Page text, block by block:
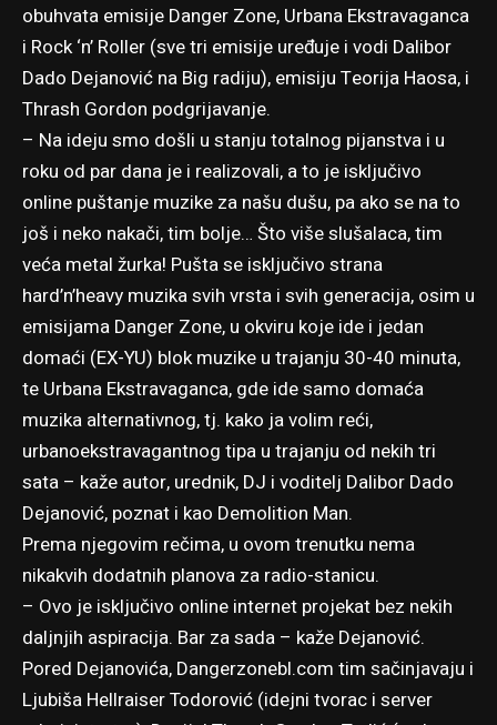
obuhvata emisije Danger Zone, Urbana Ekstravaganca
i Rock ‘n’ Roller (sve tri emisije uređuje i vodi Dalibor
Dado Dejanović na Big radiju), emisiju Teorija Haosa, i
Thrash Gordon podgrijavanje.
– Na ideju smo došli u stanju totalnog pijanstva i u
roku od par dana je i realizovali, a to je isključivo
online puštanje muzike za našu dušu, pa ako se na to
još i neko nakači, tim bolje… Što više slušalaca, tim
veća metal žurka! Pušta se isključivo strana
hard’n’heavy muzika svih vrsta i svih generacija, osim u
emisijama Danger Zone, u okviru koje ide i jedan
domaći (EX-YU) blok muzike u trajanju 30-40 minuta,
te Urbana Ekstravaganca, gde ide samo domaća
muzika alternativnog, tj. kako ja volim reći,
urbanoekstravagantnog tipa u trajanju od nekih tri
sata – kaže autor, urednik, DJ i voditelj Dalibor Dado
Dejanović, poznat i kao Demolition Man.
Prema njegovim rečima, u ovom trenutku nema
nikakvih dodatnih planova za radio-stanicu.
– Ovo je isključivo online internet projekat bez nekih
daljnjih aspiracija. Bar za sada – kaže Dejanović.
Pored Dejanovića, Dangerzonebl.com tim sačinjavaju i
Ljubiša Hellraiser Todorović (idejni tvorac i server